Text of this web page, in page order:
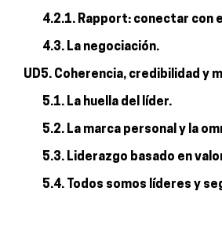
4.2.1. Rapport: conectar con
4.3. La negociación.
UD5. Coherencia, credibilidad y
5.1. La huella del líder.
5.2. La marca personal y la
5.3. Liderazgo basado en
5.4. Todos somos líderes y